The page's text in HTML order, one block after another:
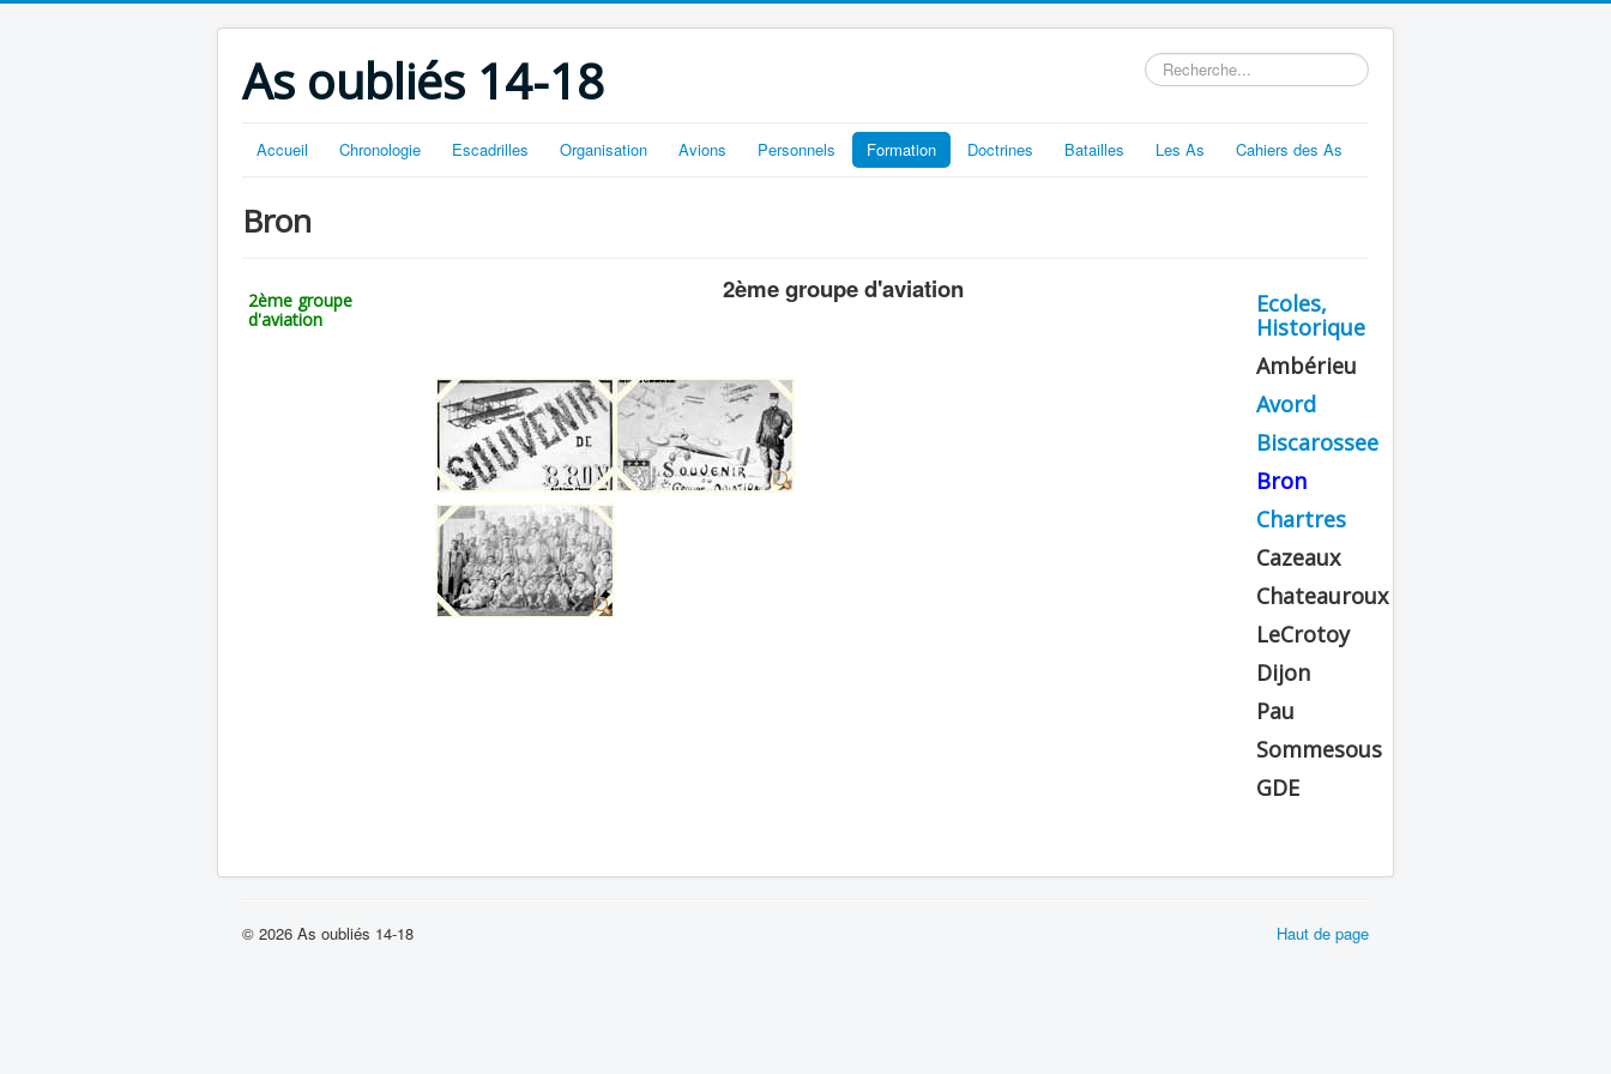
As oubliés 14-18 Rechercher
Accueil Chronologie Escadrilles Organisation Avions Personnels Formation Doctrines Batailles Les As Cahiers des As
Bron
2ème groupe
d'aviation
2ème groupe d'aviation
Ecoles,
Historique
Ambérieu
Avord
Biscarossee
Bron
Chartres
Cazeaux
Chateauroux
LeCrotoy
Dijon
Pau
Sommesous
GDE
Haut de page
© 2026 As oubliés 14-18